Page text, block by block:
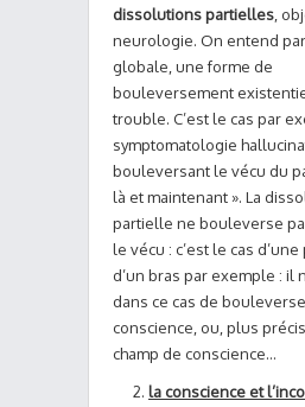
dissolutions partielles,
neurologie. On entend
globale, une forme de
bouleversement
trouble. C’est le cas par
symptomatologie
bouleversant le vécu du
là et maintenant ». La
partielle ne bouleverse
le vécu : c’est le cas
d’un bras par exemple : il
dans ce cas de
conscience, ou, plus
champ de conscience…
la conscience et